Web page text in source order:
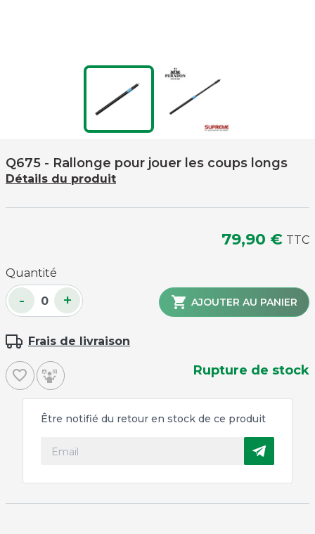
Q675 - Rallonge pour jouer les coups longs
Détails du produit
79,90 € TTC
Quantité
- +  AJOUTER AU PANIER
Frais de livraison
favorite_border Rupture de stock
Être notifié du retour en stock de ce produit